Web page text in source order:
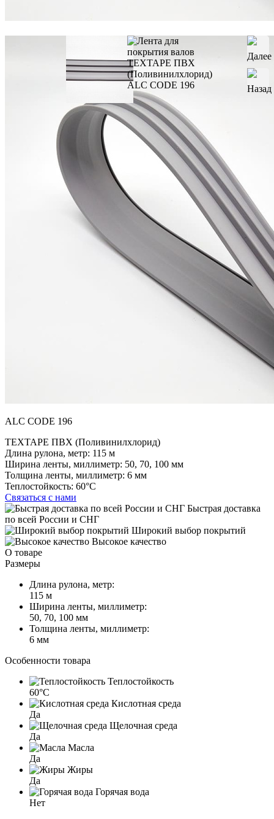
ALC CODE 196
TEXTAPE ПВХ (Поливинилхлорид)
Длина рулона, метр: 115 м
Ширина ленты, миллиметр: 50, 70, 100 мм
Толщина ленты, миллиметр: 6 мм
Теплостойкость: 60°C
Связаться с нами
Быстрая доставка
по всей России и СНГ
Широкий выбор покрытий
Высокое качество
О товаре
Размеры
Длина рулона, метр:
115 м
Ширина ленты, миллиметр:
50, 70, 100 мм
Толщина ленты, миллиметр:
6 мм
Особенности товара
Теплостойкость
60°C
Кислотная среда
Да
Щелочная среда
Да
Масла
Да
Жиры
Да
Горячая вода
Нет